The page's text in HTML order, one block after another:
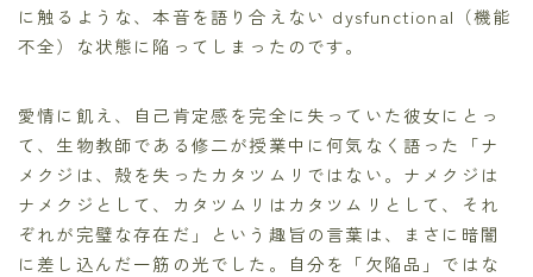
に触るような、本音を語り合えない dysfunctional（機能
不全）な状態に陥ってしまったのです。
愛情に飢え、自己肯定感を完全に失っていた彼女にとっ
て、生物教師である修二が授業中に何気なく語った「ナ
メクジは、殻を失ったカタツムリではない。ナメクジは
ナメクジとして、カタツムリはカタツムリとして、それ
ぞれが完璧な存在だ」という趣旨の言葉は、まさに暗闇
に差し込んだ一筋の光でした。自分を「欠陥品」ではな